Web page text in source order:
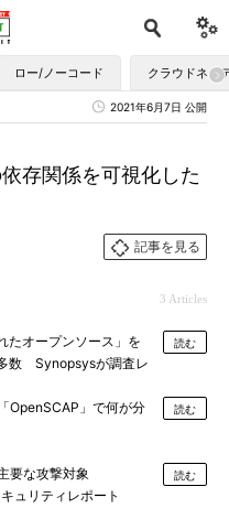
ロー/ノーコード クラウドネイ
2021年6月7日 公開
存関係を可視化した
記事を見る
3 Articles
たオープンソース」を
数 Synopsysが調査レ
読む
OpenSCAP」で何が分
読む
要な攻撃対象
ュリティレポート
読む